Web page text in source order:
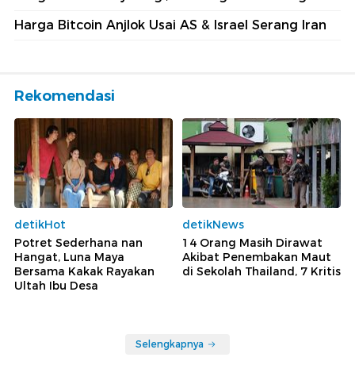
Harga Bitcoin Anjlok Usai AS & Israel Serang Iran
Rekomendasi
detikHot
Potret Sederhana nan
Hangat, Luna Maya
Bersama Kakak Rayakan
Ultah Ibu Desa
detikNews
14 Orang Masih Dirawat
Akibat Penembakan Maut
di Sekolah Thailand, 7 Kritis
Selengkapnya